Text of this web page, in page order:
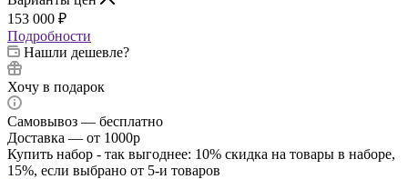
153 000 ₽
Подробности
Нашли дешевле?
Хочу в подарок
Самовывоз — бесплатно
Доставка — от 1000р
Купить набор - так выгоднее: 10% скидка на товары в наборе,
15%, если выбрано от 5-и товаров